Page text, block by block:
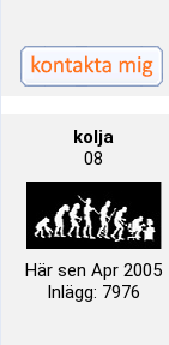
kolja
08
Här sen Apr 2005
Inlägg: 7976